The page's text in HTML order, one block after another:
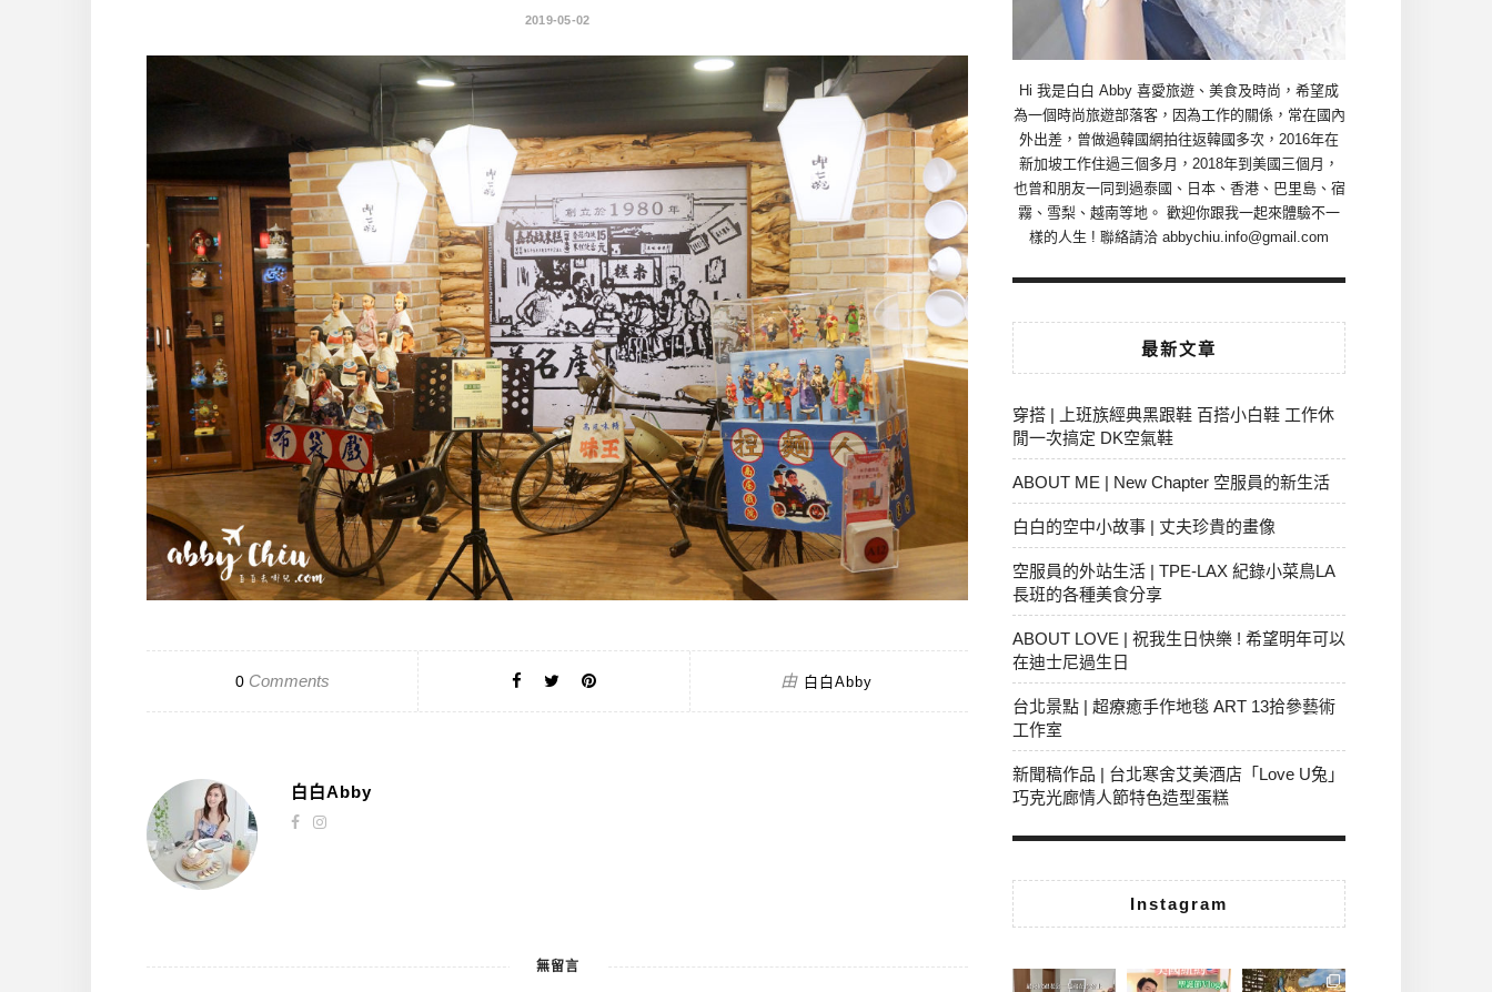
2019-05-02
0Comments 由 白白Abby
白白Abby
無留言
Hi 我是白白 Abby 喜愛旅遊、美食及時尚，希望成
為一個時尚旅遊部落客，因為工作的關係，常在國內
外出差，曾做過韓國網拍往返韓國多次，2016年在
新加坡工作住過三個多月，2018年到美國三個月，
也曾和朋友一同到過泰國、日本、香港、巴里島、宿
霧、雪梨、越南等地。 歡迎你跟我一起來體驗不一
樣的人生 ! 聯絡請洽 abbychiu.info@gmail.com
最新文章
穿搭 | 上班族經典黑跟鞋 百搭小白鞋 工作休
閒一次搞定 DK空氣鞋
ABOUT ME | New Chapter 空服員的新生活
白白的空中小故事 | 丈夫珍貴的畫像
空服員的外站生活 | TPE-LAX 紀錄小菜鳥LA
長班的各種美食分享
ABOUT LOVE | 祝我生日快樂 ! 希望明年可以
在迪士尼過生日
台北景點 | 超療癒手作地毯 ART 13拾參藝術
工作室
新聞稿作品 | 台北寒舍艾美酒店「Love U兔」
巧克光廊情人節特色造型蛋糕
Instagram